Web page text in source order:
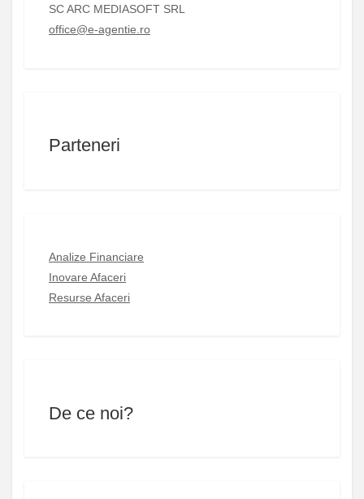
SC ARC MEDIASOFT SRL
office@e-agentie.ro
Parteneri
Analize Financiare
Inovare Afaceri
Resurse Afaceri
De ce noi?